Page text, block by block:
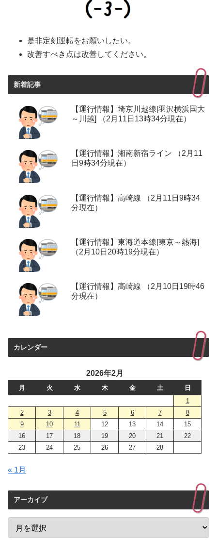
是非定刻運転をお願いしたい。
改善すべき点は改善してください。
新着記事
【運行情報】埼京川越線[羽沢横浜国大
～川越] （2月11日13時34分現在）
【運行情報】湘南新宿ライン （2月11
日9時34分現在）
【運行情報】高崎線 （2月11日9時34
分現在）
【運行情報】東海道本線[東京～熱海]
（2月10日20時19分現在）
【運行情報】高崎線 （2月10日19時46
分現在）
カレンダー
2026年2月
月 火 水 木 金 土
日
1
2
3 4 5 6 7
8
9
10 11 12 13 14
15
16
17 18 19 20 21
22
23
24 25 26 27 28
« 1月
アーカイブ